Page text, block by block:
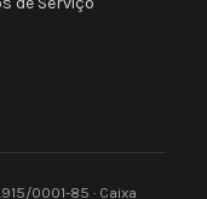
0001-85 · Caixa